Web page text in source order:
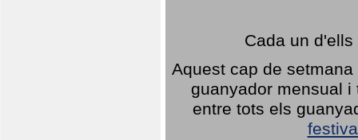
Cada un
Aquest cap de
guanyador mensual
entre tots els